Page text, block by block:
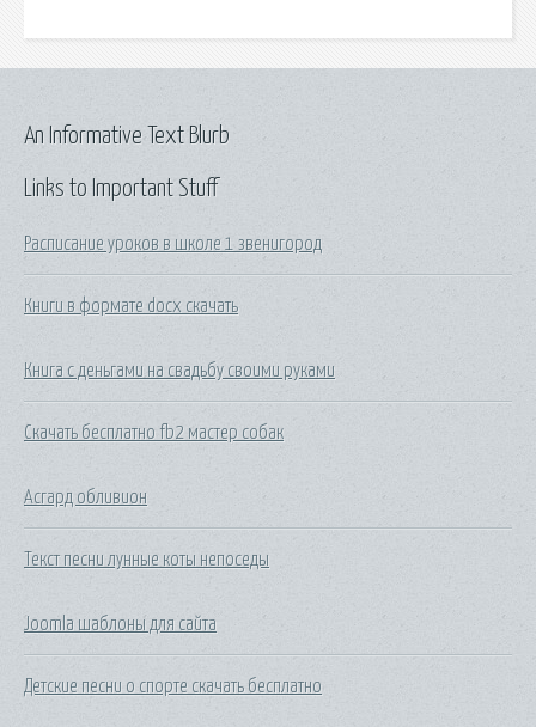
Links to Important Stuff
Расписание уроков в школе 1 звенигород
Книги в формате docx скачать
Книга с деньгами на свадьбу своими руками
Скачать бесплатно fb2 мастер собак
Асгард обливион
Текст песни лунные коты непоседы
Joomla шаблоны для сайта
Детские песни о спорте скачать бесплатно
An Informative Text Blurb